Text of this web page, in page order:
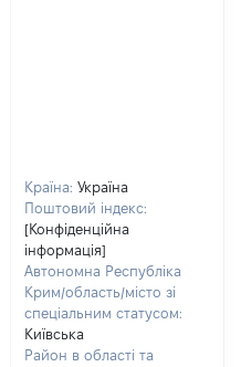
Країна: Україна
Поштовий індекс:
[Конфіденційна
інформація]
Автономна Республіка
Крим/область/місто зі
спеціальним статусом:
Київська
Район в області та